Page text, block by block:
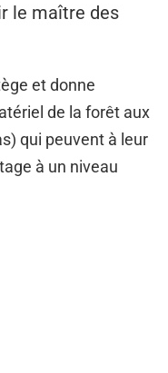
le maître des
et donne
de la forêt aux
qui peuvent à leur
à un niveau